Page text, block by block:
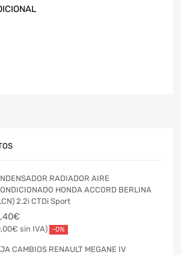
RADIADOR AIRE
HONDA ACCORD BERLINA
2.2i CTDi Sport
€
€ -0%
CAMBIOS RENAULT MEGANE IV